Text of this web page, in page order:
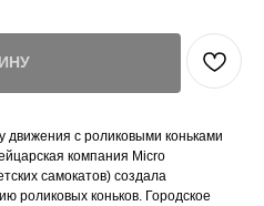
движения с роликовыми коньками
компания Micro
самокатов) создала
роликовых коньков. Городское